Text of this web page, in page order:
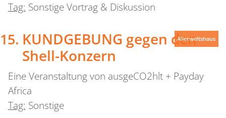
Tag: Sonstige Vortrag & Diskussion
KUNDGEBUNG gegen den
Shell-Konzern
Eine Veranstaltung von ausgeCO2hlt + Payday
Africa
Tag: Sonstige
Allerweltshaus